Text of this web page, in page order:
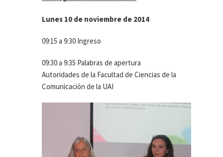
Lunes 10 de noviembre de 2014
09:15 a 9:30 Ingreso
09:30 a 9:35 Palabras de apertura
Autoridades de la Facultad de Ciencias de la
Comunicación de la UAI